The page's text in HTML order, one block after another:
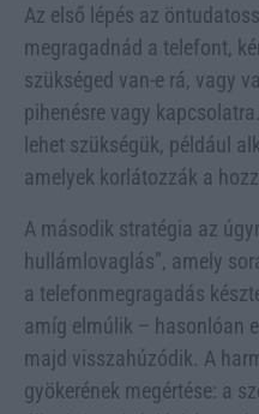
Az első lépés az
megragadnád a telefont,
szükséged van-e rá, vagy
pihenésre vagy
lehet szükségük, például
amelyek korlátozzák a
A második stratégia az
hullámlovaglás”, amely
a telefonmegragadás
amíg elmúlik – hasonlóan
majd visszahúzódik. A
gyökerének megértése: a